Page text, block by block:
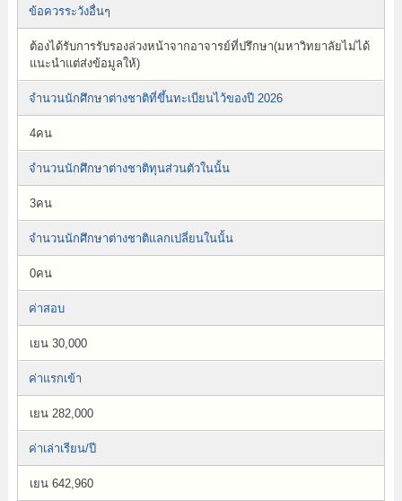
ข้อควรระวังอื่นๆ
ต้องได้รับการรับรองล่วงหน้าจากอาจารย์ที่ปรึกษา(มหาวิทยาลัยไม่ได้
แนะนำแต่ส่งข้อมูลให้)
จำนวนนักศึกษาต่างชาติที่ขึ้นทะเบียนไว้ของปี 2026
4คน
จำนวนนักศึกษาต่างชาติทุนส่วนตัวในนั้น
3คน
จำนวนนักศึกษาต่างชาติแลกเปลี่ยนในนั้น
0คน
ค่าสอบ
เยน 30,000
ค่าแรกเข้า
เยน 282,000
ค่าเล่าเรียน/ปี
เยน 642,960